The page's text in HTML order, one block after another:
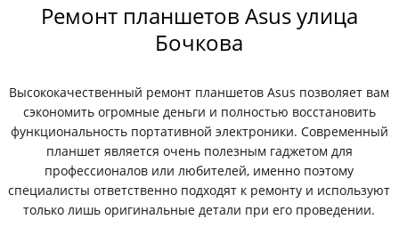
Ремонт планшетов Asus улица
Бочкова
Высококачественный ремонт планшетов Asus позволяет вам
сэкономить огромные деньги и полностью восстановить
функциональность портативной электроники. Современный
планшет является очень полезным гаджетом для
профессионалов или любителей, именно поэтому
специалисты ответственно подходят к ремонту и используют
только лишь оригинальные детали при его проведении.